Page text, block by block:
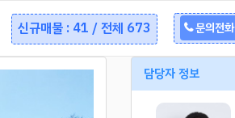
문의전화
신규매물 : 41 / 전체 673
담당자 정보